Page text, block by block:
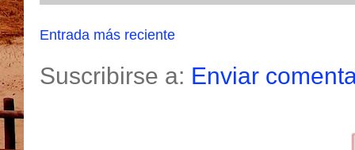
Entrada más reciente
Suscribirse a: Enviar